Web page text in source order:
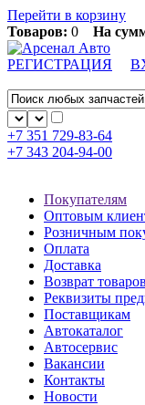
Перейти в корзину
Товаров: 0 На
РЕГИСТРАЦИЯ
+7 351 729-83-64
+7 343 204-94-00
Покупателям
Оптовым
Розничным
Оплата
Доставка
Возврат товаров
Реквизиты
Поставщикам
Автокаталог
Автосервис
Вакансии
Контакты
Новости